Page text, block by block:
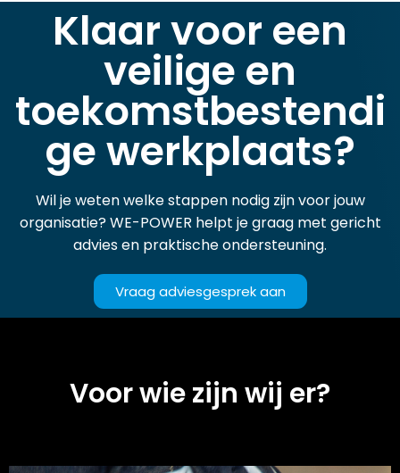
Klaar voor een
veilige en
toekomstbestendi
ge werkplaats?
Wil je weten welke stappen nodig zijn voor jouw
organisatie? WE-POWER helpt je graag met gericht
advies en praktische ondersteuning.
Vraag adviesgesprek aan
Voor wie zijn wij er?